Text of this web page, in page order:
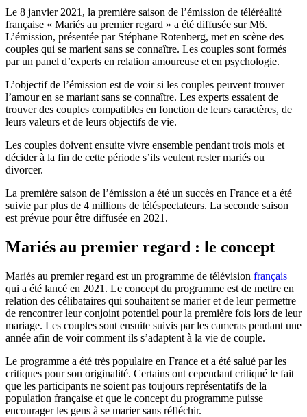
Le 8 janvier 2021, la première saison de l’émission de téléréalité
française « Mariés au premier regard » a été diffusée sur M6.
L’émission, présentée par Stéphane Rotenberg, met en scène des
couples qui se marient sans se connaître. Les couples sont formés
par un panel d’experts en relation amoureuse et en psychologie.
L’objectif de l’émission est de voir si les couples peuvent trouver
l’amour en se mariant sans se connaître. Les experts essaient de
trouver des couples compatibles en fonction de leurs caractères, de
leurs valeurs et de leurs objectifs de vie.
Les couples doivent ensuite vivre ensemble pendant trois mois et
décider à la fin de cette période s’ils veulent rester mariés ou
divorcer.
La première saison de l’émission a été un succès en France et a été
suivie par plus de 4 millions de téléspectateurs. La seconde saison
est prévue pour être diffusée en 2021.
Mariés au premier regard : le concept
Mariés au premier regard est un programme de télévision français
qui a été lancé en 2021. Le concept du programme est de mettre en
relation des célibataires qui souhaitent se marier et de leur permettre
de rencontrer leur conjoint potentiel pour la première fois lors de leur
mariage. Les couples sont ensuite suivis par les cameras pendant une
année afin de voir comment ils s’adaptent à la vie de couple.
Le programme a été très populaire en France et a été salué par les
critiques pour son originalité. Certains ont cependant critiqué le fait
que les participants ne soient pas toujours représentatifs de la
population française et que le concept du programme puisse
encourager les gens à se marier sans réfléchir.